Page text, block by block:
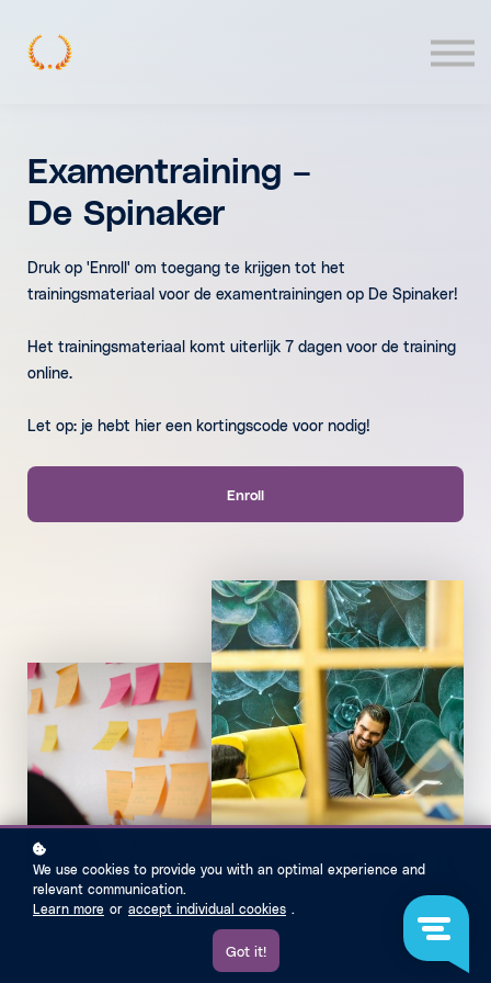
Examentraining –
De Spinaker
Druk op 'Enroll' om toegang te krijgen tot het
trainingsmateriaal voor de examentrainingen op De Spinaker!
Het trainingsmateriaal komt uiterlijk 7 dagen voor de training
online.
Let op: je hebt hier een kortingscode voor nodig!
Enroll
We use cookies to provide you with an optimal experience and
relevant communication.
Learn more or accept individual cookies .
Got it!